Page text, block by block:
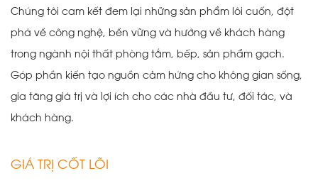
Chúng tôi cam kết đem lại những sản phẩm lôi cuốn, đột
phá về công nghệ, bền vững và hướng về khách hàng
trong ngành nội thất phòng tắm, bếp, sản phẩm gạch.
Góp phần kiến tạo nguồn cảm hứng cho không gian sống,
gia tăng giá trị và lợi ích cho các nhà đầu tư, đối tác, và
khách hàng.
GIÁ TRỊ CỐT LÕI